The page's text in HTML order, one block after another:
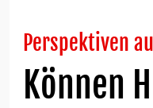
Perspektiven
Können